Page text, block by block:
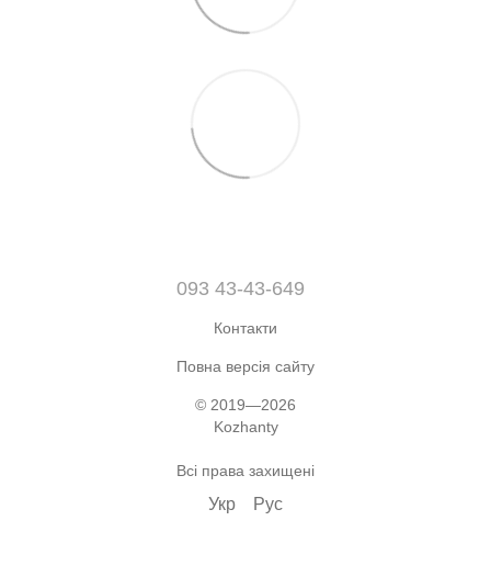
093 43-43-649
Контакти
Повна версія сайту
© 2019—2026
Kozhanty
Всі права захищені
Укр Рус